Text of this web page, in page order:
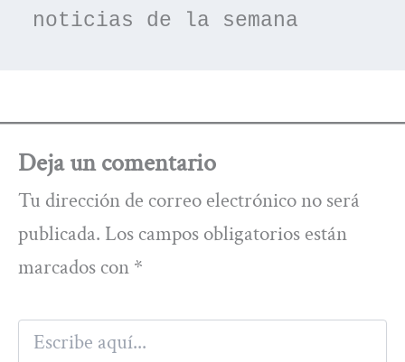
noticias de la semana
Deja un comentario
Tu dirección de correo electrónico no será
publicada. Los campos obligatorios están
marcados con *
aquí...